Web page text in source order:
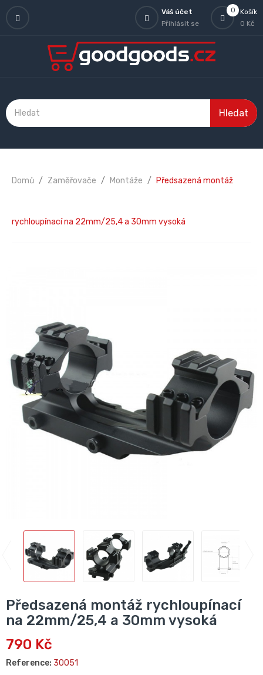
0
Košík
0 Kč
Váš účet
Přihlásit se
Hledat
Domů Zaměřovače Montáže Předsazená montáž
rychloupínací na 22mm/25,4 a 30mm vysoká
Předsazená montáž rychloupínací
na 22mm/25,4 a 30mm vysoká
790 Kč
Reference: 30051